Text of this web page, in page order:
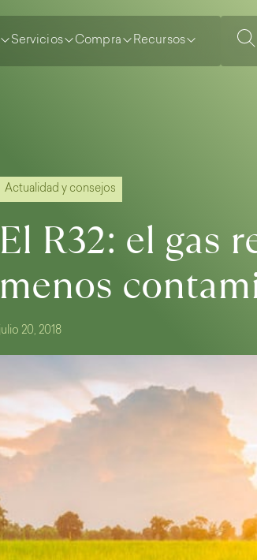
Servicios Compra Recursos
Actualidad y consejos
El R32: el gas
menos
julio 20, 2018